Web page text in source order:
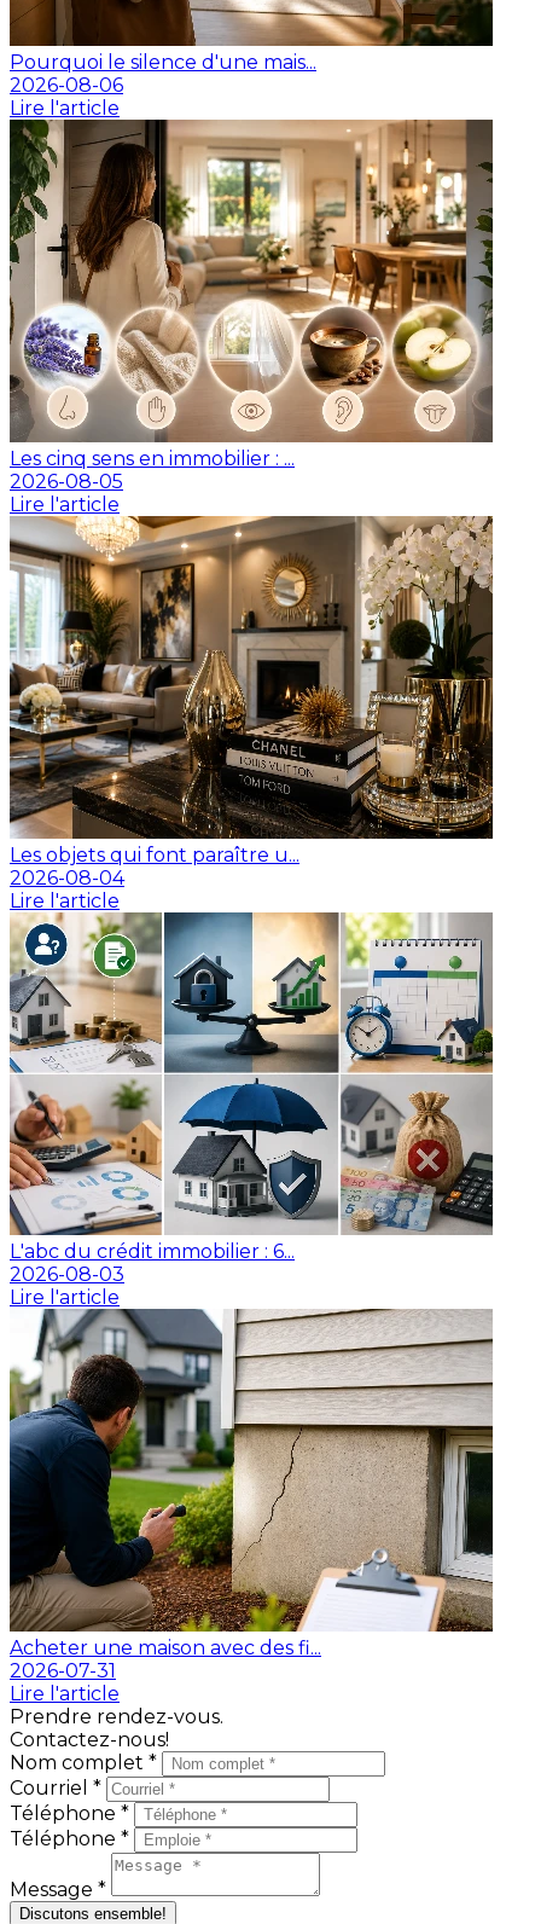
Pourquoi le silence d'une mais...
2026-08-06
Lire l'article
Les cinq sens en immobilier : ...
2026-08-05
Lire l'article
Les objets qui font paraître u...
2026-08-04
Lire l'article
L'abc du crédit immobilier : 6...
2026-08-03
Lire l'article
Acheter une maison avec des fi...
2026-07-31
Lire l'article
Prendre rendez-vous.
Contactez-nous!
Nom complet *
Courriel *
Téléphone *
Téléphone *
Message *
Discutons ensemble!